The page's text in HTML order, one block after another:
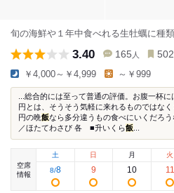
旬の海鮮や１年中食べれる生牡蠣に種
3.40 165 人
￥4,000～￥4,999 ～￥999
...総合的には至って普通の評価。お腹一杯
円とは、そうそう気軽に来れるものではな
円の晩飯なら多分違うもの食べにいくだろ
／ほたてわさび 各 ■升いくら飯
空席
情報
土
8/8
日
9
月
10
火
11